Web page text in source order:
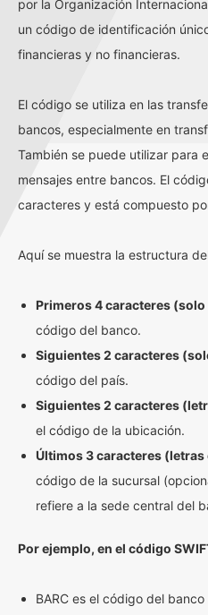
por la Organización
un código de identificación
financieras y no financieras.
El código se utiliza en las
bancos, especialmente en
También se puede utilizar para
mensajes entre bancos. El
caracteres y está compuesto
Aquí se muestra la estructura
Primeros 4 caracteres
código del banco.
Siguientes 2 caracteres
código del país.
Siguientes 2 caracteres
el código de la ubicación.
Últimos 3 caracteres (letras
código de la sucursal
refiere a la sede central del
Por ejemplo, en el código
BARC es el código del